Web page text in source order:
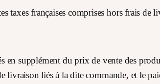
taxes françaises comprises hors frais de
en supplément du prix de vente des
liés à la dite commande, et le